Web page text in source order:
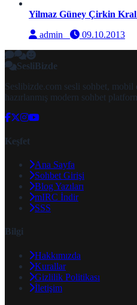
Yilmaz Güney Çirkin Kral
admin
09.10.2013
SesliBizde
Seslibizde.com sesli sohbet, mobil
hazırlanmış modern sohbet
Keşfet
Ana Sayfa
Sohbet Girişi
Blog Yazıları
mIRC İndir
SSS
Bilgi
Hakkımızda
Kurallar
Gizlilik Politikası
İletişim